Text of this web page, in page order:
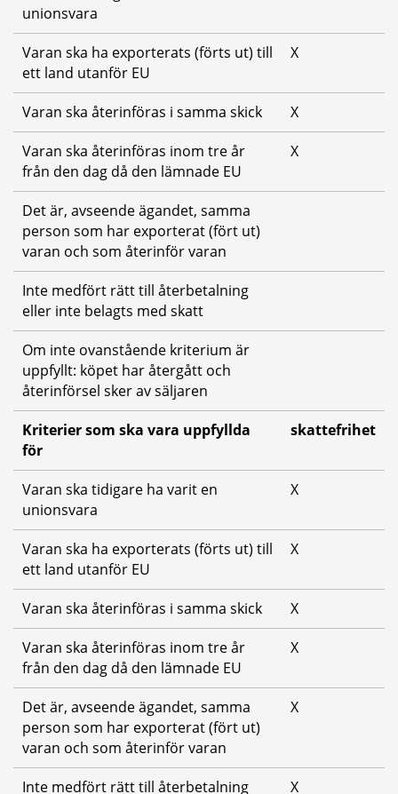
unionsvara
Varan ska ha exporterats (förts ut) till
ett land utanför EU
X
Varan ska återinföras i samma skick
X
Varan ska återinföras inom tre år
från den dag då den lämnade EU
X
Det är, avseende ägandet, samma
person som har exporterat (fört ut)
varan och som återinför varan
Inte medfört rätt till återbetalning
eller inte belagts med skatt
Om inte ovanstående kriterium är
uppfyllt: köpet har återgått och
återinförsel sker av säljaren
Kriterier som ska vara uppfyllda
för
skattefrihet
Varan ska tidigare ha varit en
unionsvara
X
Varan ska ha exporterats (förts ut) till
ett land utanför EU
X
Varan ska återinföras i samma skick
X
Varan ska återinföras inom tre år
från den dag då den lämnade EU
X
Det är, avseende ägandet, samma
person som har exporterat (fört ut)
varan och som återinför varan
X
Inte medfört rätt till återbetalning
X